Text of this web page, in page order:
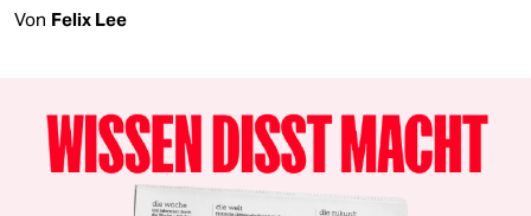
Von Felix Lee